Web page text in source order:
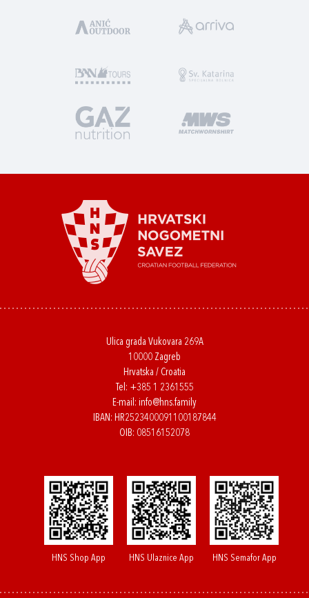
Ulica grada Vukovara 269A
10000 Zagreb
Hrvatska / Croatia
Tel: +385 1 2361555
E-mail: info@hns.family
IBAN: HR2523400091100187844
OIB: 08516152078
HNS Shop App HNS Ulaznice App HNS Semafor App